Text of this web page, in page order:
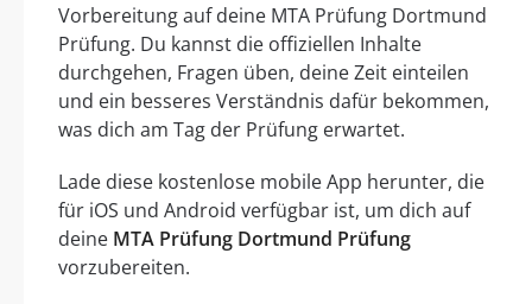
Vorbereitung auf deine MTA Prüfung Dortmund
Prüfung. Du kannst die offiziellen Inhalte
durchgehen, Fragen üben, deine Zeit einteilen
und ein besseres Verständnis dafür bekommen,
was dich am Tag der Prüfung erwartet.
Lade diese kostenlose mobile App herunter, die
für iOS und Android verfügbar ist, um dich auf
deine MTA Prüfung Dortmund Prüfung
vorzubereiten.